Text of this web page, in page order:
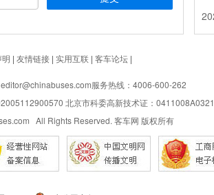
| 友情链接| 实用互联| 客车论坛|
服务热线：4006-600-262
北京市科委高新技术证：
All Rights Reserved. 客车网 版权所有